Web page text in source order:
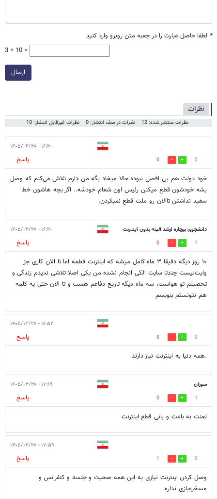
* لطفا حاصل عبارت را در جعبه متن روبرو وارد کنید
3 + 10 =
ارسال
نظرات
نظرات منتشر شده: 12 نظرات در صف انتشار: 0 نظرات غیرقابل انتشار: 10
۱۶:۲۰ - ۱۴۰۵/۰۲/۲۸
0
0
پاسخ
خود دولت هم بی اقصی نبوده حالا میخاد بگه من دارم تلاش می‌کنم که وصل
بشه خودشون قطع میکنن رئیس اون شعام خودشه.. اگر بچه هاشون خط
سفید نداشتن تاالان رو ملت قطع نمیکردن.
دانشجوی بیچاره ارشد البته بدون اینترنت ۱۶:۲۰ - ۱۴۰۵/۰۲/۲۸
1
0
پاسخ
۱۰ روز دیگه دقیقا ۳ ماه کامل میشه که اینترنت قطعه اما تا الان کاری جز
وایت‌لیست چندتا سایت الکی انجام نشده من یکی اصلا تلاشی ندیدم زندگی و
تحصیلم تو هواست، سه ماه دیگه تاریخ دفاعم هست و تا الان حتی یه کلمه
هم نتونستم بنویسم
۱۶:۵۲ - ۱۴۰۵/۰۲/۲۸
0
0
پاسخ
.همه دنیا به اینترنت نیاز دارند
سوزان ۱۷:۱۹ - ۱۴۰۵/۰۲/۲۸
1
0
پاسخ
لعنت به باعث و بانی قطع اینترنت
۱۷:۵۹ - ۱۴۰۵/۰۲/۲۸
0
1
پاسخ
وصل کردن اینترنت نیازی به این همه صحبت و جلسه و کنفرانس و
مسخره‌بازی نداره